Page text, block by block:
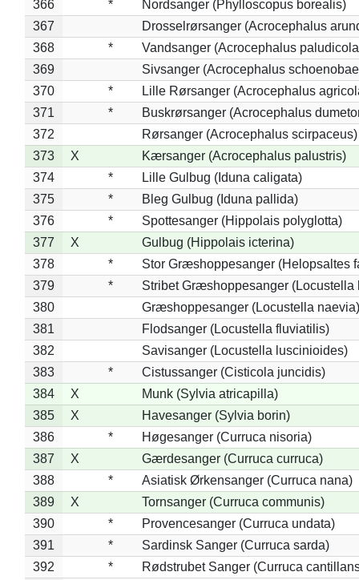
366 *
Nordsanger (Phylloscopus borealis)
367
Drosselrørsanger (Acrocephalus
368
*
Vandsanger (Acrocephalus
369
Sivsanger (Acrocephalus
370
*
Lille Rørsanger (Acrocephalus
371
*
Buskrørsanger (Acrocephalus
372
Rørsanger (Acrocephalus scirpaceus)
373
X
Kærsanger (Acrocephalus palustris)
374
*
Lille Gulbug (Iduna caligata)
375
*
Bleg Gulbug (Iduna pallida)
376
*
Spottesanger (Hippolais polyglotta)
377
X
Gulbug (Hippolais icterina)
378
*
Stor Græshoppesanger (Helopsaltes
379
*
Stribet Græshoppesanger (Locustella
380
Græshoppesanger (Locustella naevia)
381
Flodsanger (Locustella fluviatilis)
382
Savisanger (Locustella luscinioides)
383
*
Cistussanger (Cisticola juncidis)
384
X
Munk (Sylvia atricapilla)
385
X
Havesanger (Sylvia borin)
386
*
Høgesanger (Curruca nisoria)
387
X
Gærdesanger (Curruca curruca)
388
*
Asiatisk Ørkensanger (Curruca nana)
389
X
Tornsanger (Curruca communis)
390
*
Provencesanger (Curruca undata)
391
*
Sardinsk Sanger (Curruca sarda)
392
*
Rødstrubet Sanger (Curruca